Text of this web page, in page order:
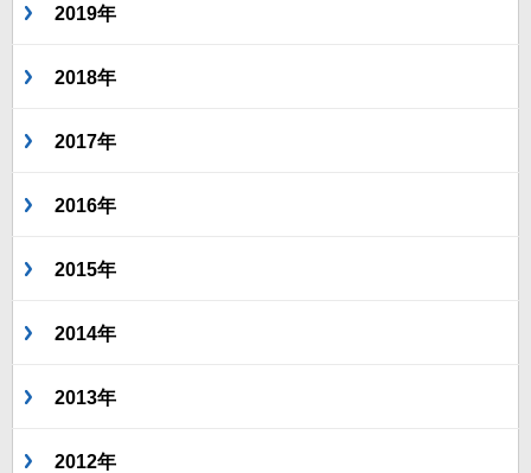
2019年
2018年
2017年
2016年
2015年
2014年
2013年
2012年